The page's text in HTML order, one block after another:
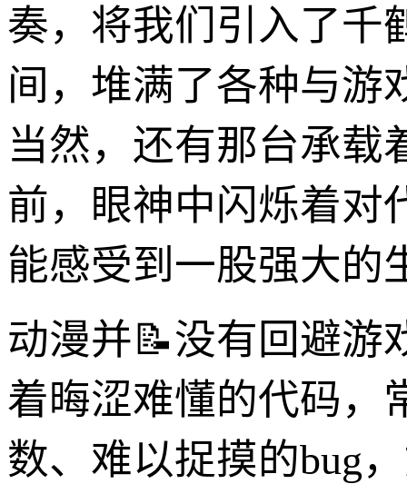
奏，将我们引入了千
间，堆满了各种与游
当然，还有那台承载
前，眼神中闪烁着对
能感受到一股强大的
动漫并📝没有回避游
着晦涩难懂的代码，
数、难以捉摸的bug